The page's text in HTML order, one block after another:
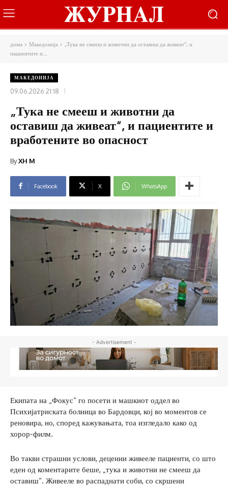
дома Македонија
„Тука не смееш и животни да оставиш да живеат“, и
пациентите и...
МАКЕДОНИЈА
09.06.2026 21:18
„Тука не смееш и животни да
оставиш да живеат“, и пациентите и
вработените во опасност
ByXH M
Facebook X WhatsApp
- Advertisement -
Екипата на „Фокус“ го посети и машкиот оддел во
Психијатриската болница во Бардовци, кој во моментов се
реновира, но, според кажувањата, тоа изгледало како од
хорор-филм.
Во такви страшни услови, децении живееле пациенти, со што
еден од коментарите беше, „тука и животни не смееш да
оставиш“. Живееле во распаднати соби, со скршени